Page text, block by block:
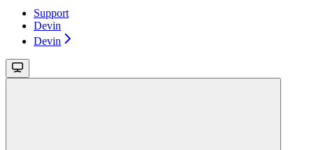
Support
Devin
Devin